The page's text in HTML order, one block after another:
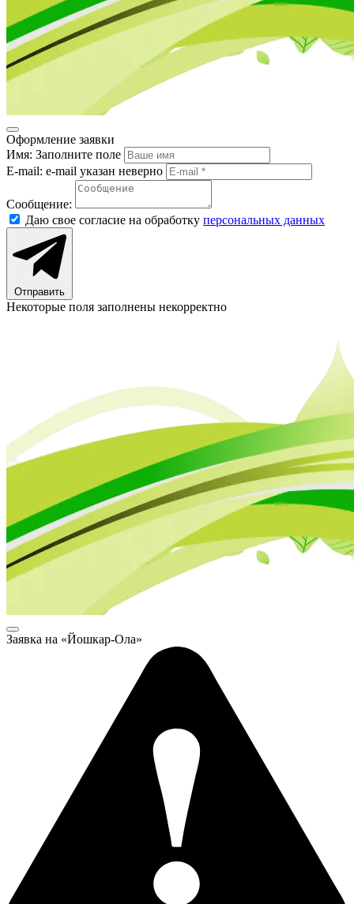
Оформление заявки
Имя: Заполните поле
E-mail: e-mail указан неверно
Сообщение:
Даю свое согласие на обработку персональных данных
Отправить
Некоторые поля заполнены некорректно
Заявка на «Йошкар-Ола»